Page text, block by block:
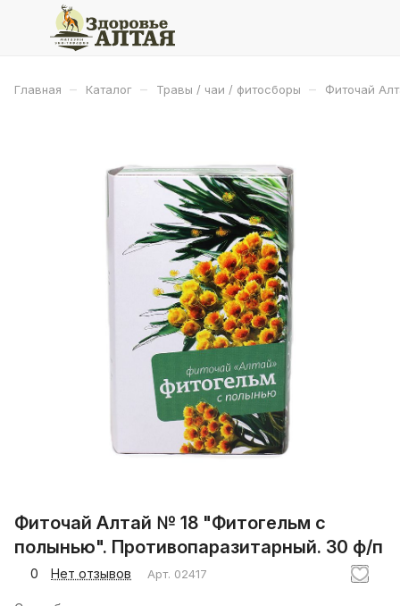
Главная – Каталог – Травы / чаи / фитосборы – Фиточай
Фиточай Алтай № 18 "Фитогельм с
полынью". Противопаразитарный. 30 ф/п
0 Нет отзывов Арт. 02417